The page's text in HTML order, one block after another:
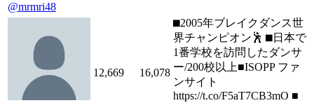
@mrmri48
12,669 16,078
⬛︎2005年ブレイクダンス世
界チャンピオン🕺 ⬛︎日本で
1番学校を訪問したダンサ
ー/200校以上■ISOPP ファ
ンサイト
https://t.co/F5aT7CB3mO ■